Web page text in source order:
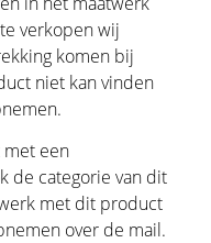
verkopen wij
komen bij
niet kan vinden
een
de categorie van dit
met dit product
over de mail.